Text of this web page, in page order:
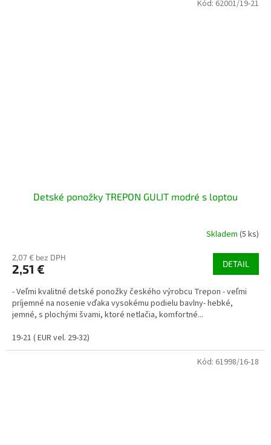
Detské ponožky TREPON GULIT modré s loptou
Skladem (5 ks)
2,07 € bez DPH
2,51 € DETAIL
- Veľmi kvalitné detské ponožky českého výrobcu Trepon - veľmi
príjemné na nosenie vďaka vysokému podielu bavlny- hebké,
jemné, s plochými švami, ktoré netlačia, komfortné...
19-21 ( EUR vel. 29-32)
Kód: 62001/19-21
Kód: 61998/16-18